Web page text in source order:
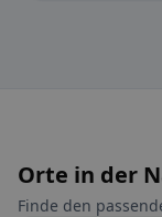
Orte in der
Finde den